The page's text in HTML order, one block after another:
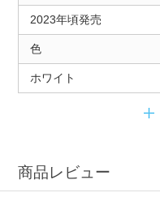
2023年頃発売
色
ホワイト
商品レビュー